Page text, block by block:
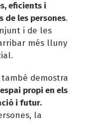
eficients i
de les persones.
i de les
més lluny
també demostra
propi en els
i futur.
la